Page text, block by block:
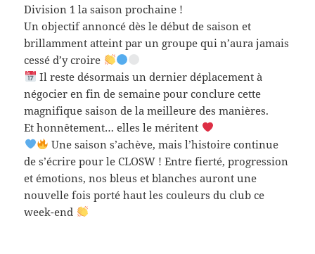
Division 1 la saison prochaine !
Un objectif annoncé dès le début de saison et
brillamment atteint par un groupe qui n’aura jamais
cessé d’y croire
Il reste désormais un dernier déplacement à
négocier en fin de semaine pour conclure cette
magnifique saison de la meilleure des manières.
Et honnêtement… elles le méritent
Une saison s’achève, mais l’histoire continue
de s’écrire pour le CLOSW ! Entre fierté, progression
et émotions, nos bleus et blanches auront une
nouvelle fois porté haut les couleurs du club ce
week-end